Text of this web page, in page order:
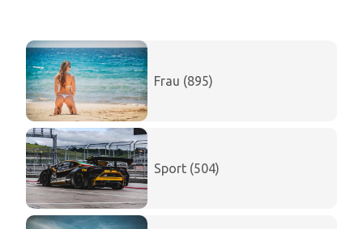
Frau (895)
Sport (504)